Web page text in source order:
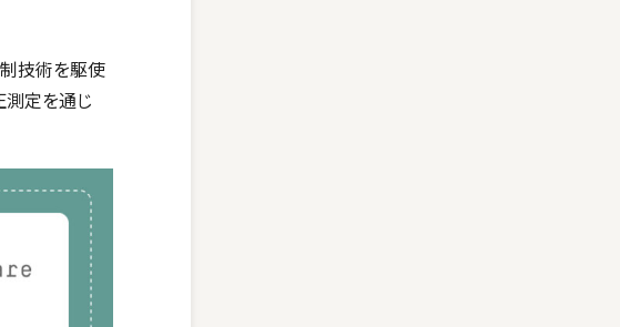
技術を駆使
測定を通じ